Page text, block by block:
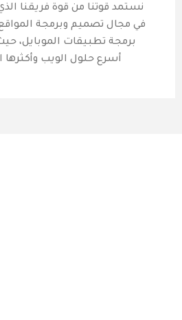
نستمد قوتنا من قوة فريقنا
في مجال تصميم وبرمجة المواقع
برمجة تطبيقات الموبايل،
أسرع حلول الويب وأكثرها